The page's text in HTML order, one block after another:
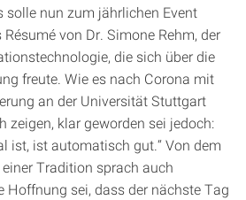
solle nun zum jährlichen Event
von Dr. Simone Rehm, der
die sich über die
freute. Wie es nach Corona mit
an der Universität Stuttgart
zeigen, klar geworden sei jedoch:
ist, ist automatisch gut.“ Von dem
Tradition sprach auch
Hoffnung sei, dass der nächste Tag